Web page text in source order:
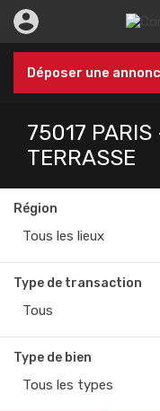
Déposer une
75017 PARIS
TERRASSE
Région
Tous les lieux
Type de transaction
Tous
Type de bien
Tous les types